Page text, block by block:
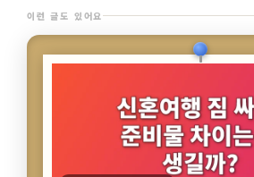
이런 글도 있어요